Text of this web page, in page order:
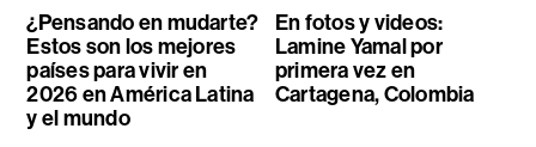
¿Pensando en mudarte?
Estos son los mejores
países para vivir en
2026 en América Latina
y el mundo
En fotos y videos:
Lamine Yamal por
primera vez en
Cartagena, Colombia